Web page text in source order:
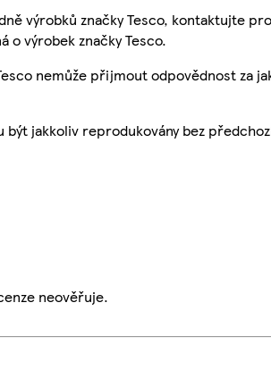
výrobků značky Tesco, kontaktujte
o výrobek značky Tesco.
nemůže přijmout odpovědnost za
jakkoliv reprodukovány bez
neověřuje.